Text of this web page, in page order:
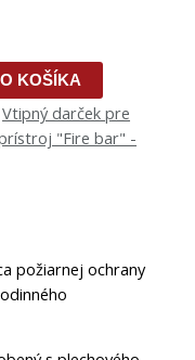
KOŠÍKA
Vtipný darček pre
"Fire bar" -
požiarnej ochrany